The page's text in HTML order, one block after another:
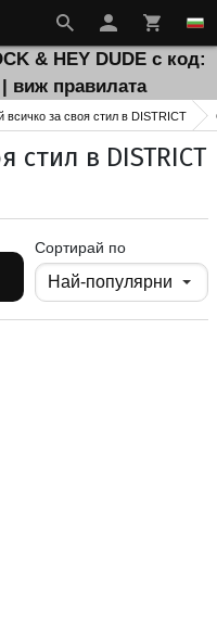
& HEY DUDE с код:
| виж правилата
всичко за своя стил в DISTRICT
стил в DISTRICT
Сортирай по